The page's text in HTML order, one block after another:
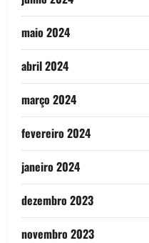
maio 2024
abril 2024
março 2024
fevereiro 2024
janeiro 2024
dezembro 2023
novembro 2023